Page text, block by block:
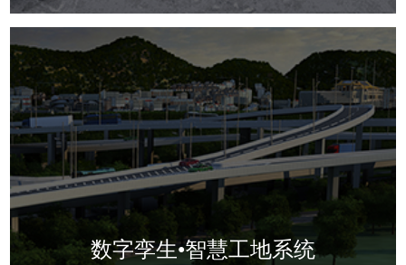
数字孪生•智慧工地系统